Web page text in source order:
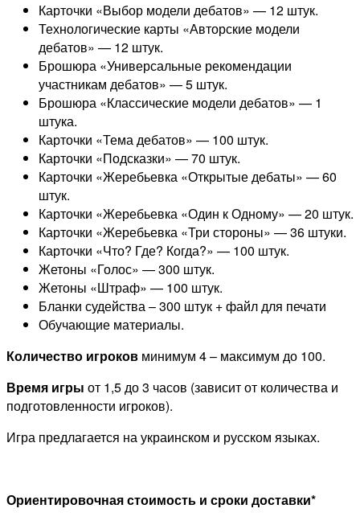
Карточки «Выбор модели дебатов» — 12 штук.
Технологические карты «Авторские модели
дебатов» — 12 штук.
Брошюра «Универсальные рекомендации
участникам дебатов» — 5 штук.
Брошюра «Классические модели дебатов» — 1
штука.
Карточки «Тема дебатов» — 100 штук.
Карточки «Подсказки» — 70 штук.
Карточки «Жеребьевка «Открытые дебаты» — 60
штук.
Карточки «Жеребьевка «Один к Одному» — 20 штук.
Карточки «Жеребьевка «Три стороны» — 36 штуки.
Карточки «Что? Где? Когда?» — 100 штук.
Жетоны «Голос» — 300 штук.
Жетоны «Штраф» — 100 штук.
Бланки судейства – 300 штук + файл для печати
Обучающие материалы.
Количество игроков минимум 4 – максимум до 100.
Время игры от 1,5 до 3 часов (зависит от количества и
подготовленности игроков).
Игра предлагается на украинском и русском языках.
Ориентировочная стоимость и сроки доставки*